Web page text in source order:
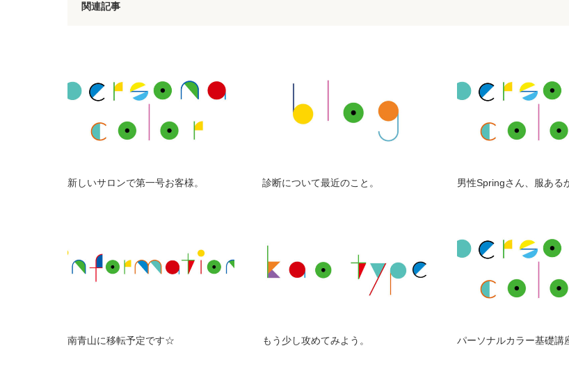
関連記事
新しいサロンで第一号お客様。 診断について最近のこと。 男性Springさん、服ある
南青山に移転予定です☆ もう少し攻めてみよう。 パーソナルカラー基礎講